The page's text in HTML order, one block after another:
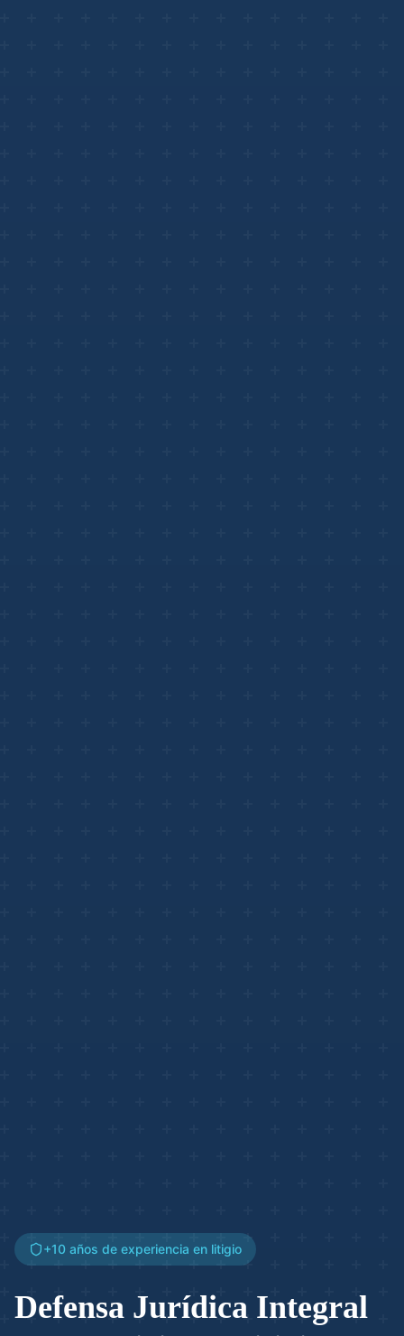
+10 años de experiencia en litigio
Defensa Jurídica Integral